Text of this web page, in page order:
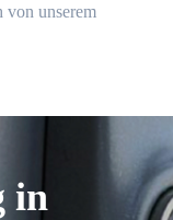
von unserem
in